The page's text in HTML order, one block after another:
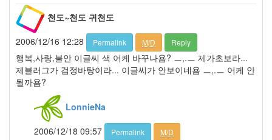
천도~천도 귀천도
2006/12/16 12:28
Permalink M/D Reply
행복,사랑,불안 이글씨 색 어케 바꾸나욤? ㅡ,.ㅡ 제가초보라...
제블러그가 검정바탕이라... 이글씨가 안보이네욤 ㅡ,.ㅡ 어케 안
될까욤?
LonnieNa
2006/12/18 09:57
Permalink M/D
월
14
2007
년
83
2007
년
2007